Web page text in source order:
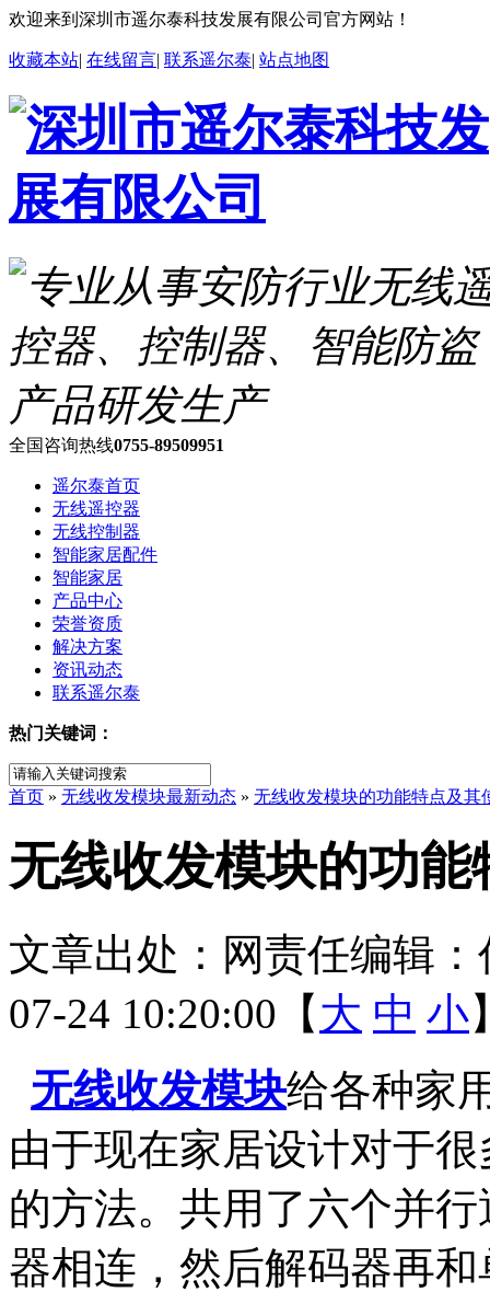
欢迎来到深圳市遥尔泰科技发展有限公司官方网站！
收藏本站| 在线留言| 联系遥尔泰| 站点地图
全国咨询热线0755-89509951
遥尔泰首页
无线遥控器
无线控制器
智能家居配件
智能家居
产品中心
荣誉资质
解决方案
资讯动态
联系遥尔泰
热门关键词：
首页 » 无线收发模块最新动态 » 无线收发模块的功能特点及其
无线收发模块的功
文章出处： 网责任编辑：
07-24 10:20:00【 大 中 小
无线收发模块给各种家
由于现在家居设计对于
的方法。共用了六个并
器相连，然后解码器再